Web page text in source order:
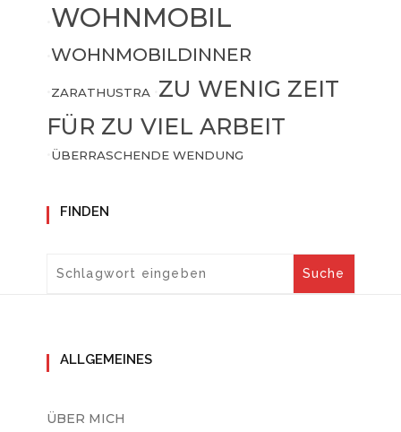
WOHNMOBIL
WOHNMOBILDINNER
ZARATHUSTRA
ZU WENIG ZEIT
FÜR ZU VIEL ARBEIT
ÜBERRASCHENDE WENDUNG
FINDEN
ALLGEMEINES
ÜBER MICH